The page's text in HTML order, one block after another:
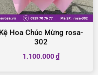
Kệ Hoa Chúc Mừng rosa-
302
1.100.000₫